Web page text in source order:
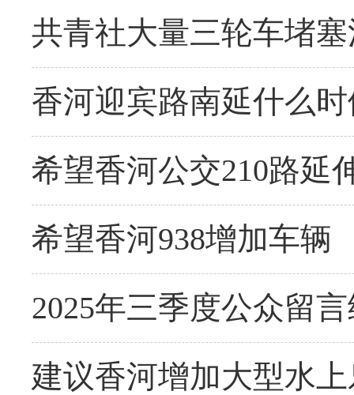
共青社大量三轮车堵
香河迎宾路南延什么
希望香河公交210路延
希望香河938增加车辆
2025年三季度公众留
建议香河增加大型水